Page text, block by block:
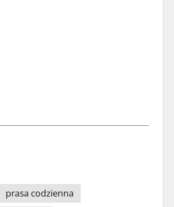
prasa codzienna